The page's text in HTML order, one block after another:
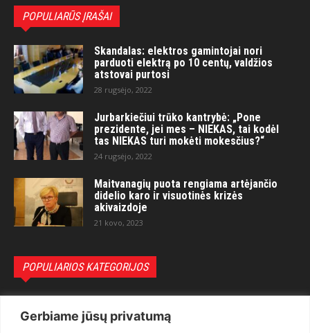
Gerbiame jūsų privatumą
POPULIARŪS ĮRAŠAI
Skandalas: elektros gamintojai nori
parduoti elektrą po 10 centų, valdžios
atstovai purtosi
28 rugsėjo, 2022
Jurbarkiečiui trūko kantrybė: „Pone
prezidente, jei mes – NIEKAS, tai kodėl
tas NIEKAS turi mokėti mokesčius?“
24 rugsėjo, 2022
Maitvanagių puota rengiama artėjančio
didelio karo ir visuotinės krizės
akivaizdoje
21 kovo, 2023
POPULIARIOS KATEGORIJOS